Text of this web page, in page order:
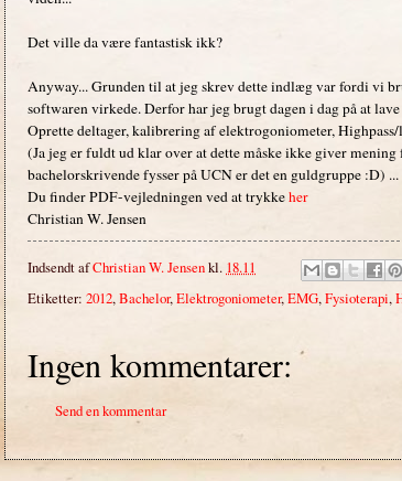
Det ville da være fantastisk ikk?
Anyway... Grunden til at jeg skrev dette indlæg var fordi vi
softwaren virkede. Derfor har jeg brugt dagen i dag på at
Oprette deltager, kalibrering af elektrogoniometer,
(Ja jeg er fuldt ud klar over at dette måske ikke giver
bachelorskrivende fysser på UCN er det en guldgruppe :D) ...
Du finder PDF-vejledningen ved at trykkeher
Christian W. Jensen
Indsendt afChristian W. Jensenkl. 18.11
Etiketter: 2012,Bachelor,Elektrogoniometer,EMG,Fysioterapi,
Ingen kommentarer:
Send en kommentar